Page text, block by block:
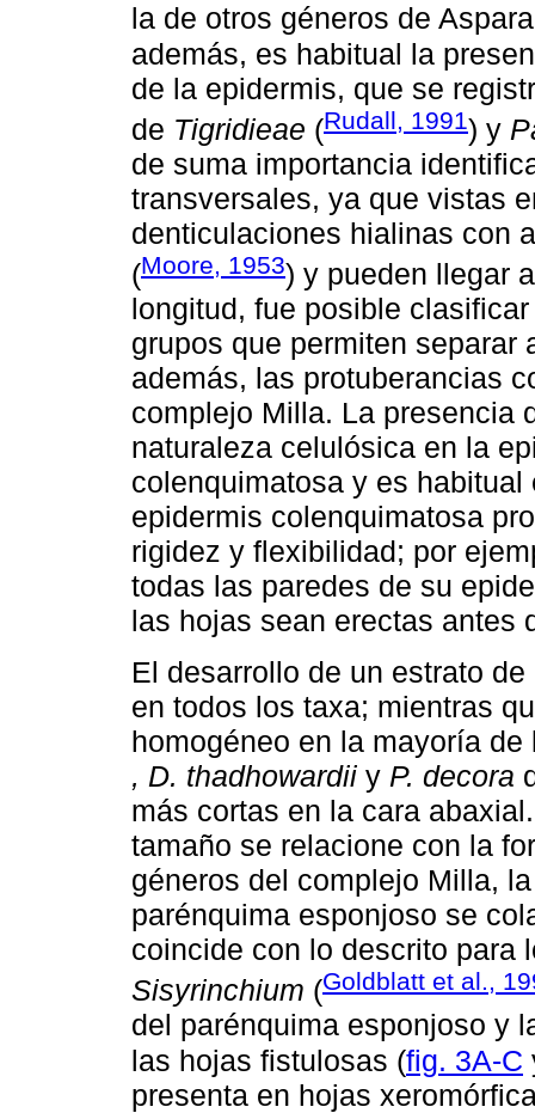
la de otros géneros de
además, es habitual la
de la epidermis, que se
de Tigridieae (Rudall, 1991) y
de suma importancia
transversales, ya que vistas
denticulaciones hialinas con
(Moore, 1953) y pueden llegar
longitud, fue posible
grupos que permiten
además, las protuberancias
complejo Milla. La presencia
naturaleza celulósica en la
colenquimatosa y es
epidermis colenquimatosa
rigidez y flexibilidad; por
todas las paredes de su
las hojas sean erectas antes
El desarrollo de un estrato
en todos los taxa; mientras
homogéneo en la mayoría
, D. thadhowardii y P. decora
más cortas en la cara
tamaño se relacione con la
géneros del complejo Milla,
parénquima esponjoso se
coincide con lo descrito para
Sisyrinchium (Goldblatt et al.,
del parénquima esponjoso y
las hojas fistulosas (fig. 3A-C
presenta en hojas